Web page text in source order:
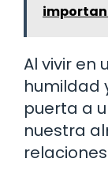
Al vivir en
humildad
puerta a
nuestra